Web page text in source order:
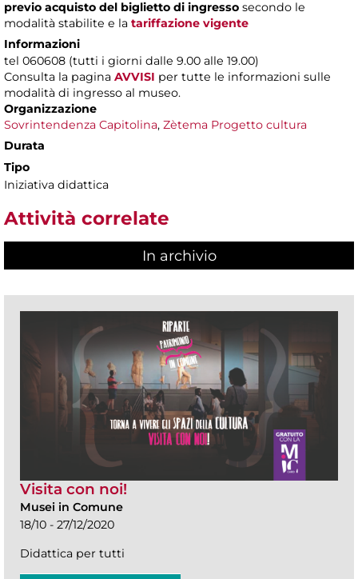
previo acquisto del biglietto di ingresso secondo le
modalità stabilite e la tariffazione vigente
Informazioni
tel 060608 (tutti i giorni dalle 9.00 alle 19.00)
Consulta la pagina AVVISI per tutte le informazioni sulle
modalità di ingresso al museo.
Organizzazione
Sovrintendenza Capitolina, Zètema Progetto cultura
Durata
Tipo
Iniziativa didattica
Attività correlate
In archivio
Visita con noi!
Musei in Comune
18/10 - 27/12/2020
Didattica per tutti